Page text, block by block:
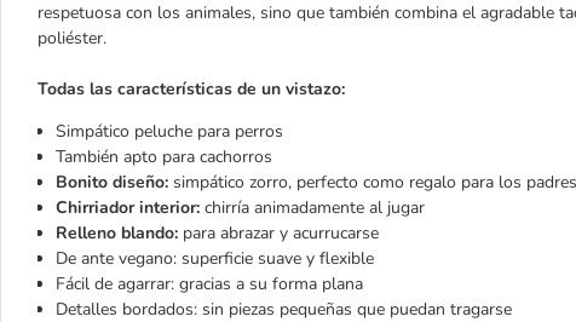
respetuosa con los animales, sino que también combina el agradable
poliéster.
Todas las características de un vistazo:
Simpático peluche para perros
También apto para cachorros
Bonito diseño: simpático zorro, perfecto como regalo para los
Chirriador interior: chirría animadamente al jugar
Relleno blando: para abrazar y acurrucarse
De ante vegano: superficie suave y flexible
Fácil de agarrar: gracias a su forma plana
Detalles bordados: sin piezas pequeñas que puedan tragarse